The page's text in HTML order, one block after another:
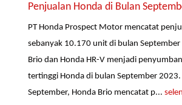
Penjualan Honda di Bulan
PT Honda Prospect Motor mencatat
sebanyak 10.170 unit di bulan
Brio dan Honda HR-V menjadi
tertinggi Honda di bulan September 2023.
September, Honda Brio mencatat p...